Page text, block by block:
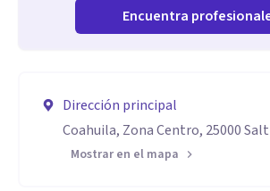
Encuentra
Dirección principal
Coahuila, Zona Centro, 25000
Mostrar en el mapa